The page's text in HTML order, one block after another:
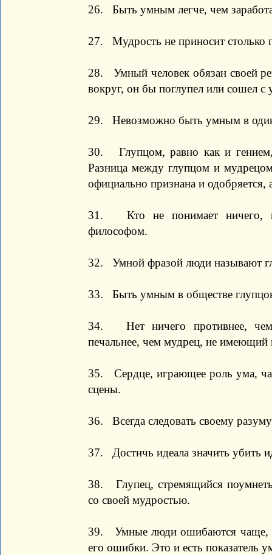
26. Быть умным легче, чем
27. Мудрость не приносит столько
28. Умный человек обязан своей
вокруг, он бы поглупел или сошел с
29. Невозможно быть умным в
30. Глупцом, равно как и
Разница между глупцом и
официально признана и
31. Кто не понимает ничего,
философом.
32. Умной фразой люди называют
33. Быть умным в обществе
34. Нет ничего противнее, чем
печальнее, чем мудрец, не имеющий
35. Сердце, играющее роль ума,
сцены.
36. Всегда следовать своему
37. Достичь идеала значить убить
38. Глупец, стремящийся
со своей мудростью.
39. Умные люди ошибаются чаще,
его ошибки. Это и есть показатель